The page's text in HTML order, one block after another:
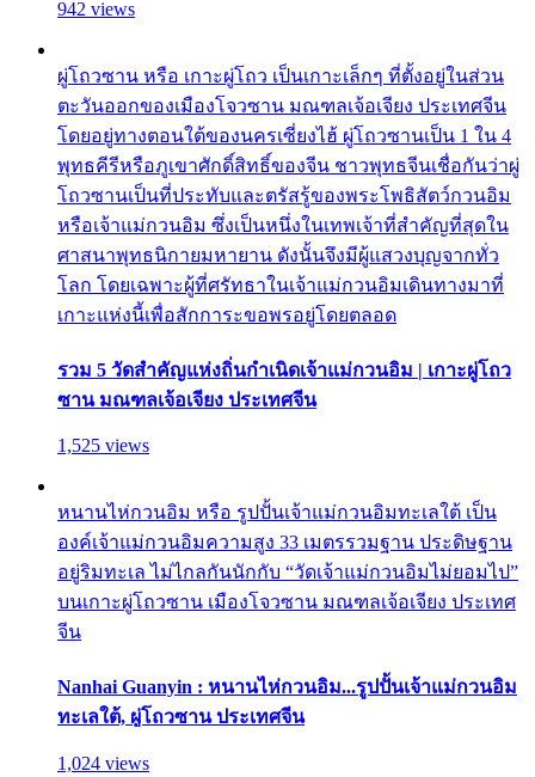
942 views
ผู่โถวซาน หรือ เกาะผู่โถว เป็นเกาะเล็กๆ ที่ตั้งอยู่ในส่วน
ตะวันออกของเมืองโจวซาน มณฑลเจ้อเจียง ประเทศจีน
โดยอยู่ทางตอนใต้ของนครเซี่ยงไฮ้ ผู่โถวซานเป็น 1 ใน 4
พุทธคีรีหรือภูเขาศักดิ์สิทธิ์ของจีน ชาวพุทธจีนเชื่อกันว่าผู่
โถวซานเป็นที่ประทับและตรัสรู้ของพระโพธิสัตว์กวนอิม
หรือเจ้าแม่กวนอิม ซึ่งเป็นหนึ่งในเทพเจ้าที่สำคัญที่สุดใน
ศาสนาพุทธนิกายมหายาน ดังนั้นจึงมีผู้แสวงบุญจากทั่ว
โลก โดยเฉพาะผู้ที่ศรัทธาในเจ้าแม่กวนอิมเดินทางมาที่
เกาะแห่งนี้เพื่อสักการะขอพรอยู่โดยตลอด
รวม 5 วัดสำคัญแห่งถิ่นกำเนิดเจ้าแม่กวนอิม | เกาะผู่โถว
ซาน มณฑลเจ้อเจียง ประเทศจีน
1,525 views
หนานไห่กวนอิม หรือ รูปปั้นเจ้าแม่กวนอิมทะเลใต้ เป็น
องค์เจ้าแม่กวนอิมความสูง 33 เมตรรวมฐาน ประดิษฐาน
อยู่ริมทะเล ไม่ไกลกันนักกับ “วัดเจ้าแม่กวนอิมไม่ยอมไป”
บนเกาะผู่โถวซาน เมืองโจวซาน มณฑลเจ้อเจียง ประเทศ
จีน
Nanhai Guanyin : หนานไห่กวนอิม...รูปปั้นเจ้าแม่กวนอิม
ทะเลใต้, ผู่โถวซาน ประเทศจีน
1,024 views